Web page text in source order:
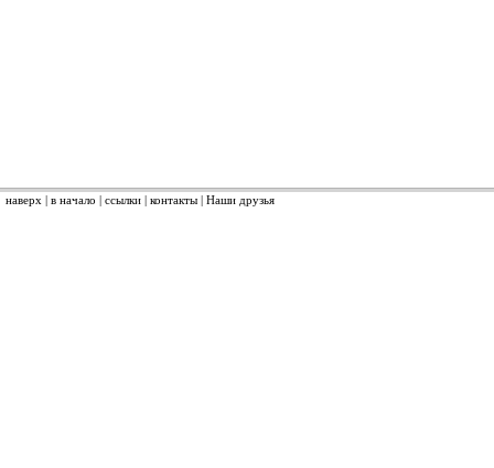
наверх | в начало | ссылки | контакты | Наши друзья